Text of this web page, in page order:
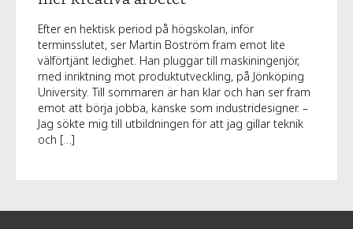
Efter en hektisk period på högskolan, inför
terminsslutet, ser Martin Boström fram emot lite
välförtjänt ledighet. Han pluggar till maskiningenjör,
med inriktning mot produktutveckling, på Jönköping
University. Till sommaren är han klar och han ser fram
emot att börja jobba, kanske som industridesigner. –
Jag sökte mig till utbildningen för att jag gillar teknik
och […]